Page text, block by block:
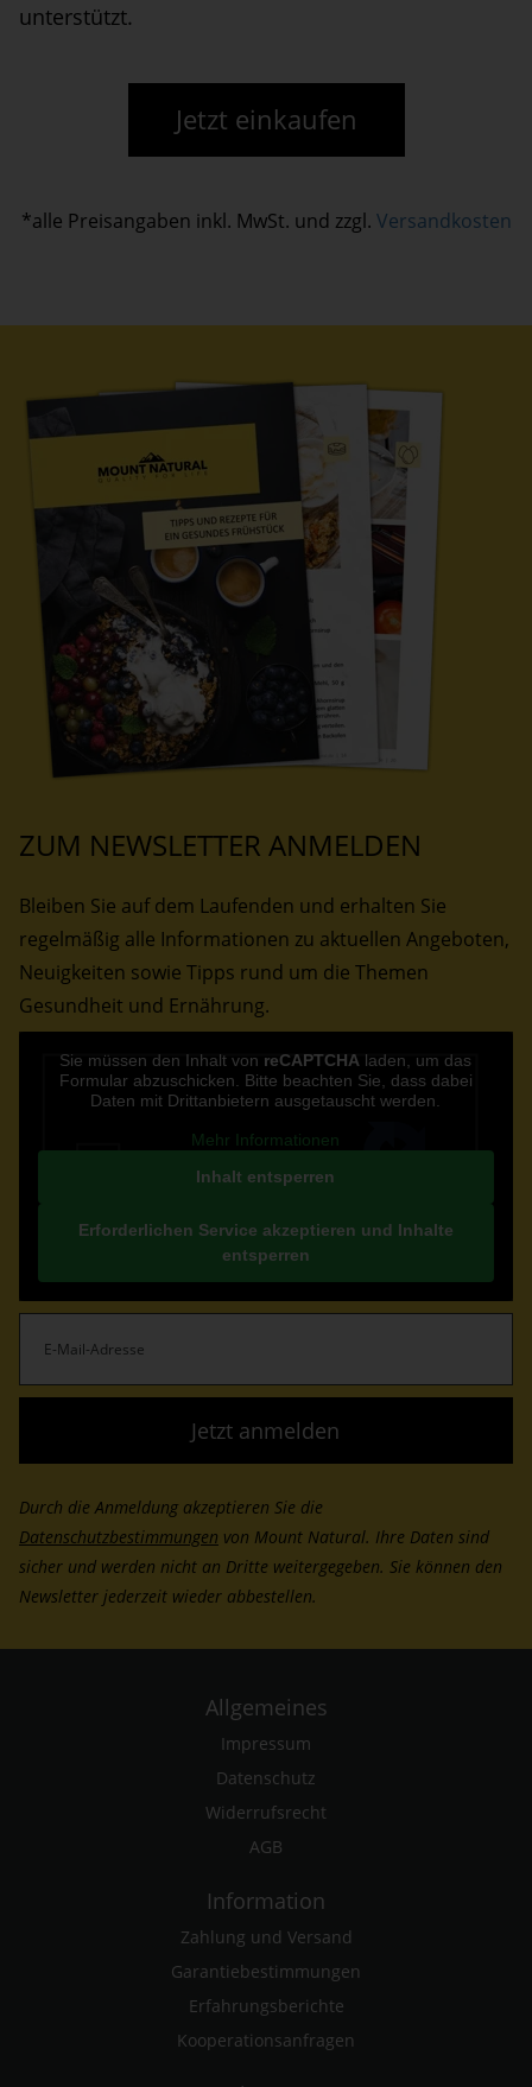
unterstützt.
Jetzt einkaufen
*alle Preisangaben inkl. MwSt. und zzgl. Versandkosten
ZUM NEWSLETTER ANMELDEN
Bleiben Sie auf dem Laufenden und erhalten Sie
regelmäßig alle Informationen zu aktuellen Angeboten,
Neuigkeiten sowie Tipps rund um die Themen
Gesundheit und Ernährung.
Sie müssen den Inhalt von reCAPTCHA laden, um das
Formular abzuschicken. Bitte beachten Sie, dass dabei
Daten mit Drittanbietern ausgetauscht werden.
Mehr Informationen
Inhalt entsperren
Erforderlichen Service akzeptieren und Inhalte
entsperren
Mail-
Adresse(erforderlich)
Durch die Anmeldung akzeptieren Sie die
Datenschutzbestimmungen von Mount Natural. Ihre Daten sind
sicher und werden nicht an Dritte weitergegeben. Sie können den
Newsletter jederzeit wieder abbestellen.
Allgemeines
Impressum
Datenschutz
Widerrufsrecht
AGB
Information
Zahlung und Versand
Garantiebestimmungen
Erfahrungsberichte
Kooperationsanfragen